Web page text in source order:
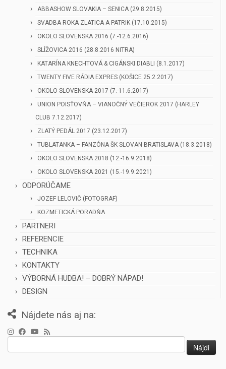
ABBASHOW SLOVAKIA – SENICA (29.8.2015)
SVADBA ROKA ZLATICA A PATRIK (17.10.2015)
OKOLO SLOVENSKA 2016 (7.-12.6.2016)
SLÍŽOVICA 2016 (28.8.2016 NITRA)
KATARÍNA KNECHTOVÁ & CIGÁNSKI DIABLI (8.1.2017)
TWENTY FIVE RÁDIA EXPRES (KOŠICE 25.2.2017)
OKOLO SLOVENSKA 2017 (7.-11.6.2017)
UNION POISŤOVŇA – VIANOČNÝ VEČIEROK 2017 (HARLEY
CLUB 7.12.2017)
ZLATÝ PEDÁL 2017 (23.12.2017)
TUBLATANKA – FANZÓNA ŠK SLOVAN BRATISLAVA (18.3.2018)
OKOLO SLOVENSKA 2018 (12.-16.9.2018)
OKOLO SLOVENSKA 2021 (15.-19.9.2021)
ODPORÚČAME
JOZEF LELOVIČ (FOTOGRAF)
KOZMETICKÁ PORADŇA
PARTNERI
REFERENCIE
TECHNIKA
KONTAKTY
VÝBORNÁ HUDBA! – DOBRÝ NÁPAD!
DESIGN
Nájdete nás aj na: